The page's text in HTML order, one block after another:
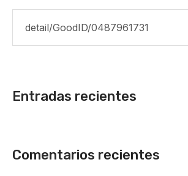
Entradas recientes
Comentarios recientes